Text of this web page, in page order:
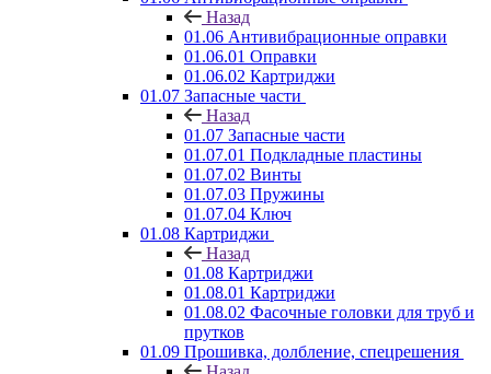
Назад
01.06 Антивибрационные оправки
01.06.01 Оправки
01.06.02 Картриджи
01.07 Запасные части
Назад
01.07 Запасные части
01.07.01 Подкладные пластины
01.07.02 Винты
01.07.03 Пружины
01.07.04 Ключ
01.08 Картриджи
Назад
01.08 Картриджи
01.08.01 Картриджи
01.08.02 Фасочные головки для труб и
прутков
01.09 Прошивка, долбление, спецрешения